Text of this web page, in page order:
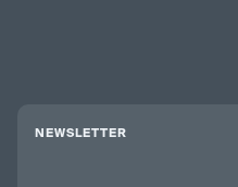
NEWSLETTER